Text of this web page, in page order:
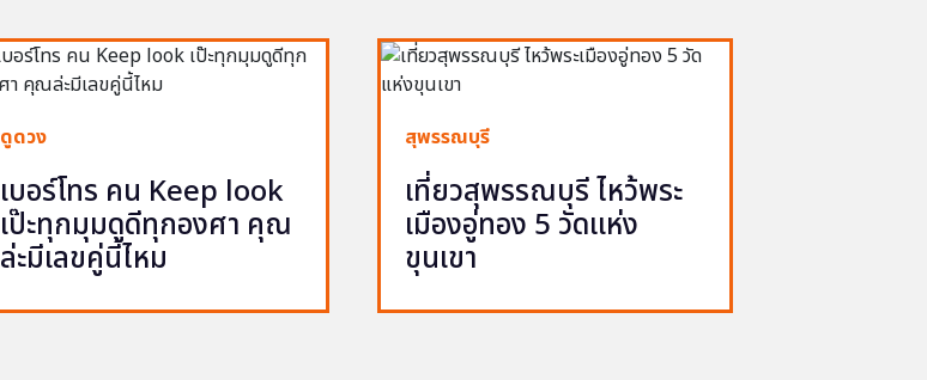
ดูดวง
เบอร์โทร คน Keep look
เป๊ะทุกมุมดูดีทุกองศา คุณ
ล่ะมีเลขคู่นี้ไหม
สุพรรณบุรี
เที่ยวสุพรรณบุรี ไหว้พระ
เมืองอู่ทอง 5 วัดแห่ง
ขุนเขา